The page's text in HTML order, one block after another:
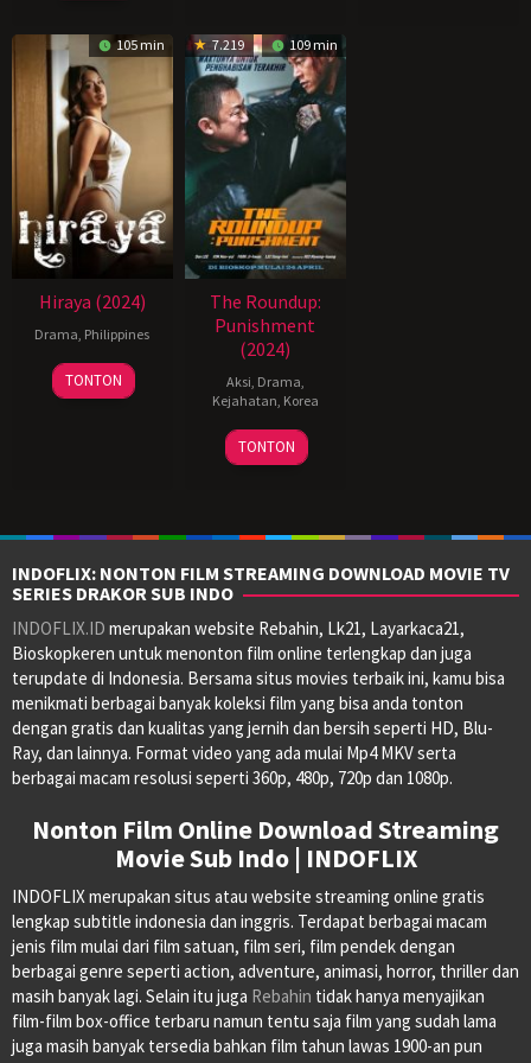
105 min
Hiraya (2024)
Drama, Philippines
11
Jul
TONTON
7.219 109 min
The Roundup:
Punishment
(2024)
Aksi, Drama,
Kejahatan, Korea
24
Apr
허
명
TONTON
INDOFLIX: NONTON FILM STREAMING DOWNLOAD MOVIE TV
SERIES DRAKOR SUB INDO
INDOFLIX.ID merupakan website Rebahin, Lk21, Layarkaca21,
Bioskopkeren untuk menonton film online terlengkap dan juga
terupdate di Indonesia. Bersama situs movies terbaik ini, kamu bisa
menikmati berbagai banyak koleksi film yang bisa anda tonton
dengan gratis dan kualitas yang jernih dan bersih seperti HD, Blu-
Ray, dan lainnya. Format video yang ada mulai Mp4 MKV serta
berbagai macam resolusi seperti 360p, 480p, 720p dan 1080p.
Nonton Film Online Download Streaming
Movie Sub Indo | INDOFLIX
INDOFLIX merupakan situs atau website streaming online gratis
lengkap subtitle indonesia dan inggris. Terdapat berbagai macam
jenis film mulai dari film satuan, film seri, film pendek dengan
berbagai genre seperti action, adventure, animasi, horror, thriller dan
masih banyak lagi. Selain itu juga Rebahin tidak hanya menyajikan
film-film box-office terbaru namun tentu saja film yang sudah lama
juga masih banyak tersedia bahkan film tahun lawas 1900-an pun